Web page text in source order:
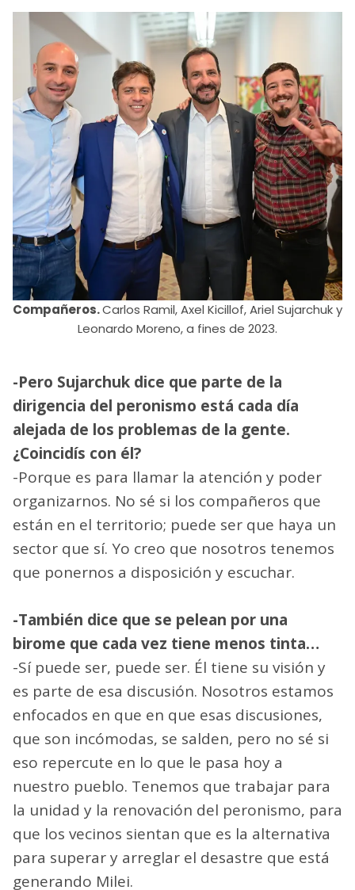
Compañeros.Carlos Ramil, Axel Kicillof, Ariel Sujarchuk y
Leonardo Moreno, a fines de 2023.
-Pero Sujarchuk dice que parte de la
dirigencia del peronismo está cada día
alejada de los problemas de la gente.
¿Coincidís con él?
-Porque es para llamar la atención y poder
organizarnos. No sé si los compañeros que
están en el territorio; puede ser que haya un
sector que sí. Yo creo que nosotros tenemos
que ponernos a disposición y escuchar.
-También dice que se pelean por una
birome que cada vez tiene menos tinta…
-Sí puede ser, puede ser. Él tiene su visión y
es parte de esa discusión. Nosotros estamos
enfocados en que en que esas discusiones,
que son incómodas, se salden, pero no sé si
eso repercute en lo que le pasa hoy a
nuestro pueblo. Tenemos que trabajar para
la unidad y la renovación del peronismo, para
que los vecinos sientan que es la alternativa
para superar y arreglar el desastre que está
generando Milei.